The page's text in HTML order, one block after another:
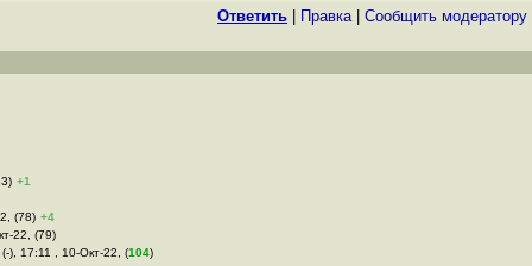
Ответить Правка| Cообщить модератору
+1
(78) +4
22, (79)
(-), 17:11 , 10-Окт-22, (104)